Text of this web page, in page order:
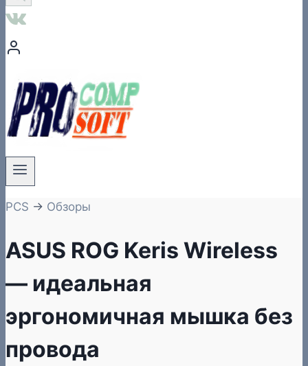
PCS → Обзоры
ASUS ROG Keris Wireless
— идеальная
эргономичная мышка без
провода